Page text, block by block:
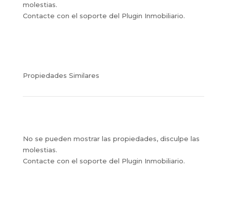
molestias.
Contacte con el soporte del Plugin Inmobiliario.
Propiedades Similares
No se pueden mostrar las propiedades, disculpe las
molestias.
Contacte con el soporte del Plugin Inmobiliario.